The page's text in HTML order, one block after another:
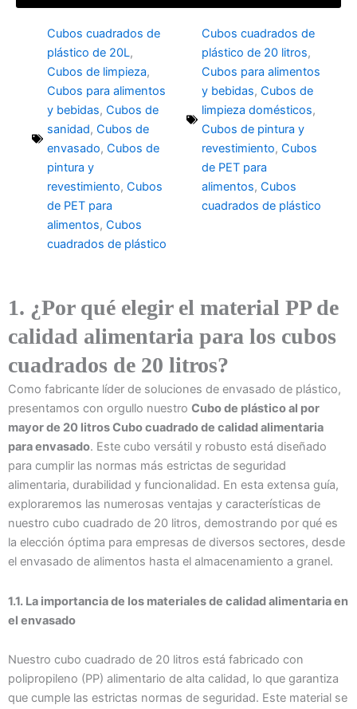
Cubos cuadrados de
plástico de 20L,
Cubos de limpieza,
Cubos para alimentos
y bebidas, Cubos de
sanidad, Cubos de
envasado, Cubos de
pintura y
revestimiento, Cubos
de PET para
alimentos, Cubos
cuadrados de plástico
Cubos cuadrados de
plástico de 20 litros,
Cubos para alimentos
y bebidas, Cubos de
limpieza domésticos,
Cubos de pintura y
revestimiento, Cubos
de PET para
alimentos, Cubos
cuadrados de plástico
1. ¿Por qué elegir el material PP de
calidad alimentaria para los cubos
cuadrados de 20 litros?
Como fabricante líder de soluciones de envasado de plástico,
presentamos con orgullo nuestro Cubo de plástico al por
mayor de 20 litros Cubo cuadrado de calidad alimentaria
para envasado. Este cubo versátil y robusto está diseñado
para cumplir las normas más estrictas de seguridad
alimentaria, durabilidad y funcionalidad. En esta extensa guía,
exploraremos las numerosas ventajas y características de
nuestro cubo cuadrado de 20 litros, demostrando por qué es
la elección óptima para empresas de diversos sectores, desde
el envasado de alimentos hasta el almacenamiento a granel.
1.1. La importancia de los materiales de calidad alimentaria en
el envasado
Nuestro cubo cuadrado de 20 litros está fabricado con
polipropileno (PP) alimentario de alta calidad, lo que garantiza
que cumple las estrictas normas de seguridad. Este material se